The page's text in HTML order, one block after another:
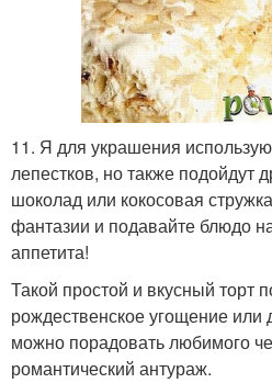
11. Я для украшения
лепестков, но также подойдут
шоколад или кокосовая
фантазии и подавайте блюдо
аппетита!
Такой простой и вкусный торт
рождественское угощение
можно порадовать любимого
романтический антураж.